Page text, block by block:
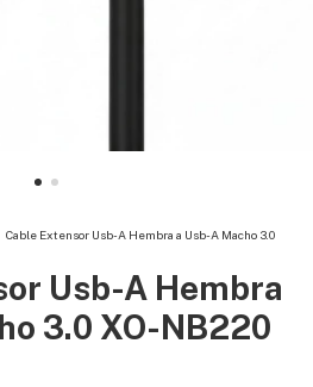
Cable Extensor Usb-A Hembra a Usb-A Macho 3.0
Usb-A Hembra
3.0 XO-NB220